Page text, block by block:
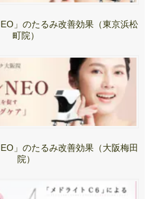
」のたるみ改善効果（東京浜松
町院）
」のたるみ改善効果（大阪梅田
院）